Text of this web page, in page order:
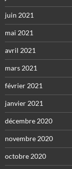
juin 2021
mai 2021
avril 2021
mars 2021
février 2021
janvier 2021
décembre 2020
novembre 2020
octobre 2020